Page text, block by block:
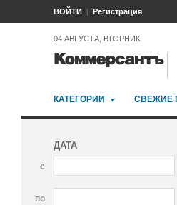
ВОЙТИ Регистрация
04 АВГУСТА, ВТОРНИК
КАТЕГОРИИ СВЕЖИЕ
ДАТА
с
по